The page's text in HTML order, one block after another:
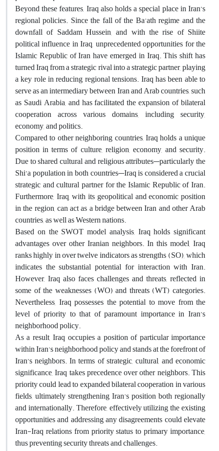
Beyond these features, Iraq also holds a special place in Iran’s
regional policies. Since the fall of the Ba'ath regime and the
downfall of Saddam Hussein, and with the rise of Shiite
political influence in Iraq, unprecedented opportunities for the
Islamic Republic of Iran have emerged in Iraq. This shift has
turned Iraq from a strategic rival into a strategic partner, playing
a key role in reducing regional tensions. Iraq has been able to
serve as an intermediary between Iran and Arab countries, such
as Saudi Arabia, and has facilitated the expansion of bilateral
cooperation across various domains, including security,
economy, and politics.
Compared to other neighboring countries, Iraq holds a unique
position in terms of culture, religion, economy, and security.
Due to shared cultural and religious attributes—particularly the
Shi’a population in both countries—Iraq is considered a crucial
strategic and cultural partner for the Islamic Republic of Iran.
Furthermore, Iraq, with its geopolitical and economic position
in the region, can act as a bridge between Iran and other Arab
countries, as well as Western nations.
Based on the SWOT model analysis, Iraq holds significant
advantages over other Iranian neighbors. In this model, Iraq
ranks highly in over twelve indicators as strengths (SO), which
indicates the substantial potential for interaction with Iran.
However, Iraq also faces challenges and threats, reflected in
some of the weaknesses (WO) and threats (WT) categories.
Nevertheless, Iraq possesses the potential to move from the
level of priority to that of paramount importance in Iran’s
neighborhood policy.
As a result, Iraq occupies a position of particular importance
within Iran's neighborhood policy and stands at the forefront of
Iran’s neighbors. In terms of strategic, cultural, and economic
significance, Iraq takes precedence over other neighbors. This
priority could lead to expanded bilateral cooperation in various
fields, ultimately strengthening Iran's position both regionally
and internationally. Therefore, effectively utilizing the existing
opportunities and addressing any disagreements could elevate
Iran-Iraq relations from priority status to primary importance,
thus preventing security threats and challenges.